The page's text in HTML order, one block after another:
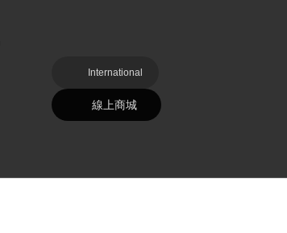
International
線上商城